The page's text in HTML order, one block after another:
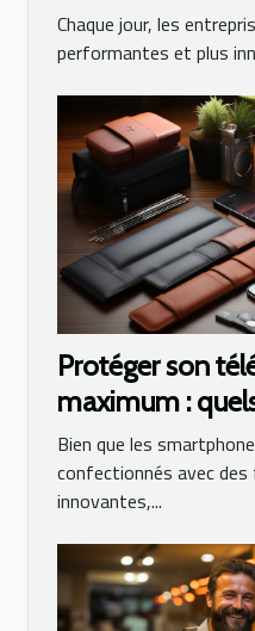
Chaque jour, les
performantes et plus
Protéger son
maximum :
utiliser ?
Bien que les
confectionnés avec
innovantes,...